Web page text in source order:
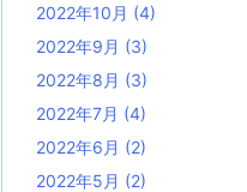
2022年10月 (4)
2022年9月 (3)
2022年8月 (3)
2022年7月 (4)
2022年6月 (2)
2022年5月 (2)